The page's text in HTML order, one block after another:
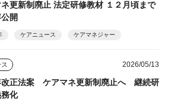
更新制廃止 法定研修教材 １２月頃まで
開
ケアニュース ケアマネジャー
2026/05/13
改正法案 ケアマネ更新制廃止へ 継続研
化